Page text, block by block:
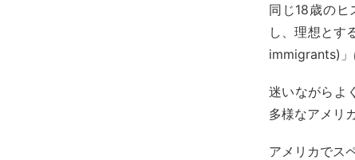
同じ18歳の
し、理想とす
immigrants)」
迷いながらよ
多様なアメリ
アメリカでス